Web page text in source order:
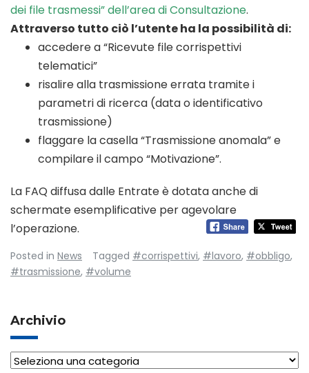
dei file trasmessi” dell’area di Consultazione.
Attraverso tutto ciò l’utente ha la possibilità di:
accedere a “Ricevute file corrispettivi
telematici”
risalire alla trasmissione errata tramite i
parametri di ricerca (data o identificativo
trasmissione)
flaggare la casella “Trasmissione anomala” e
compilare il campo “Motivazione”.
La FAQ diffusa dalle Entrate è dotata anche di
schermate esemplificative per agevolare
l’operazione.
Posted in News Tagged #corrispettivi, #lavoro, #obbligo,
#trasmissione, #volume
Archivio
Archivio